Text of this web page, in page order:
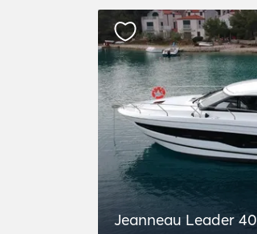
Jeanneau Leader 40